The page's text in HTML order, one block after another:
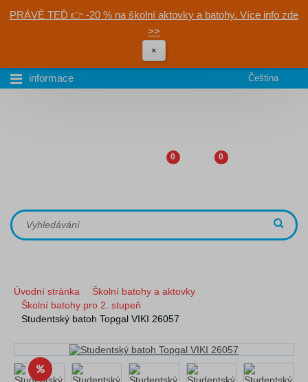
PRÁVĚ TEĎ 👉 -20 % na školní aktovky a batohy. Více info zde
>>
×
informace Čeština
0 0
Úvodní stránka
Školní batohy a aktovky
Školní batohy pro 2. stupeň
Studentský batoh Topgal VIKI 26057